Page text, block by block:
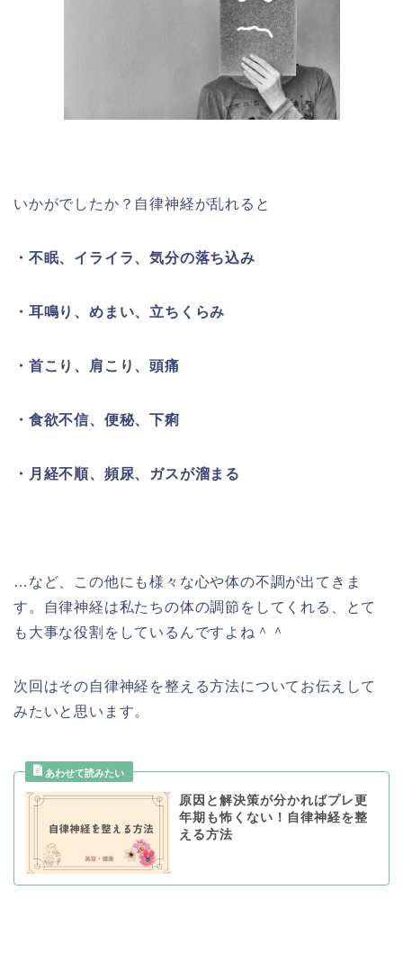
いかがでしたか？自律神経が乱れると
・不眠、イライラ、気分の落ち込み
・耳鳴り、めまい、立ちくらみ
・首こり、肩こり、頭痛
・食欲不信、便秘、下痢
・月経不順、頻尿、ガスが溜まる
…など、この他にも様々な心や体の不調が出てきま
す。自律神経は私たちの体の調節をしてくれる、とて
も大事な役割をしているんですよね＾＾
次回はその自律神経を整える方法についてお伝えして
みたいと思います。
原因と解決策が分かればプレ更
年期も怖くない！自律神経を整
える方法